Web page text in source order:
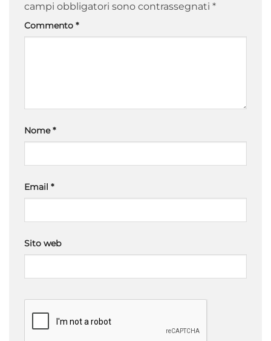
campi obbligatori sono contrassegnati *
Commento *
Nome*
Email *
Sito web